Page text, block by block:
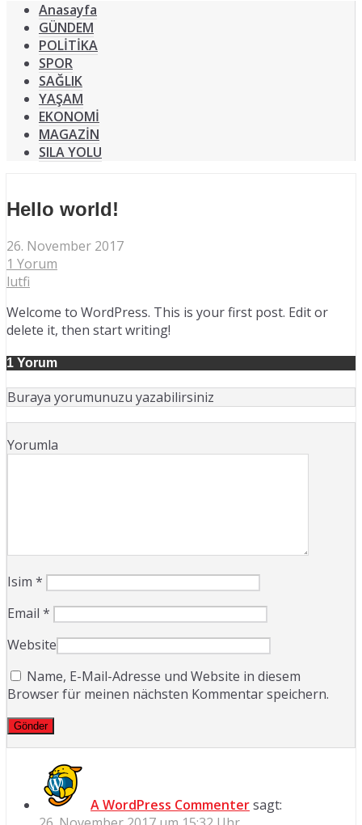
Anasayfa
GÜNDEM
POLİTİKA
SPOR
SAĞLIK
YAŞAM
EKONOMİ
MAGAZİN
SILA YOLU
Hello world!
26. November 2017
1 Yorum
lutfi
Welcome to WordPress. This is your first post. Edit or
delete it, then start writing!
1 Yorum
Buraya yorumunuzu yazabilirsiniz
Yorumla
Isim *
Email *
Website
Name, E-Mail-Adresse und Website in diesem
Browser für meinen nächsten Kommentar speichern.
A WordPress Commentersagt: